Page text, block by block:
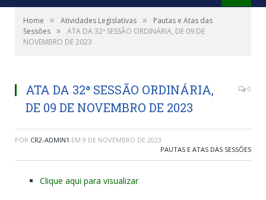
Home » Atividades Legislativas »
Pautas e Atas das
Sessões »
ATA DA 32ª SESSÃO ORDINÁRIA, DE 09 DE
NOVEMBRO DE 2023
ATA DA 32ª SESSÃO ORDINÁRIA,
DE 09 DE NOVEMBRO DE 2023
0
POR CR2-ADMIN1 EM 9 DE NOVEMBRO DE 2023
PAUTAS E ATAS DAS SESSÕES
Clique aqui para visualizar